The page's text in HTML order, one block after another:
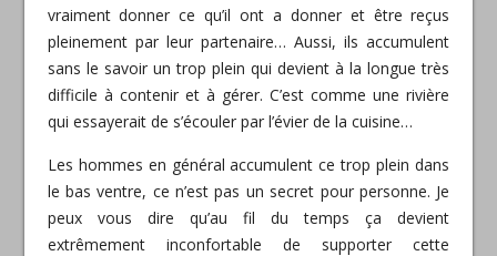
vraiment donner ce qu’il ont a donner et être reçus
pleinement par leur partenaire… Aussi, ils accumulent
sans le savoir un trop plein qui devient à la longue très
difficile à contenir et à gérer. C’est comme une rivière
qui essayerait de s’écouler par l’évier de la cuisine…
Les hommes en général accumulent ce trop plein dans
le bas ventre, ce n’est pas un secret pour personne. Je
peux vous dire qu’au fil du temps ça devient
extrêmement inconfortable de supporter cette